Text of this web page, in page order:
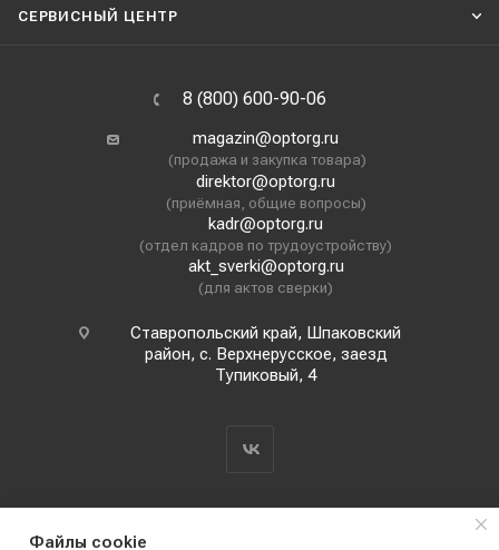
СЕРВИСНЫЙ ЦЕНТР
8 (800) 600-90-06
magazin@optorg.ru
(продажа и закупка товара)
direktor@optorg.ru
(приёмная, общие вопросы)
kadr@optorg.ru
(отдел кадров по трудоустройству)
akt_sverki@optorg.ru
(для актов сверки)
Ставропольский край, Шпаковский
район, с. Верхнерусское, заезд
Тупиковый, 4
Файлы cookie